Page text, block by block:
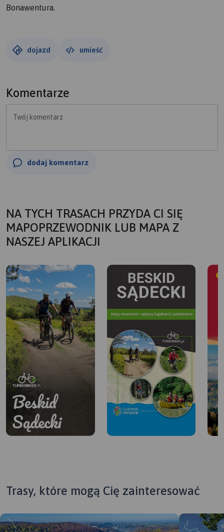
Bonawentura.
dojazd umieść
Komentarze
Twój komentarz
dodaj komentarz
NA TYCH TRASACH PRZYDA CI SIĘ
MAPOPRZEWODNIK LUB MAPA Z
NASZEJ APLIKACJI
Trasy, które mogą Cię zainteresować